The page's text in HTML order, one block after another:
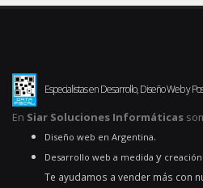
Especialistas en Desarrollo, Diseño Web y
En Siar Soluciones Informáticas
Diseño web en Argentina.
Desarrollo web a medida y
Te ayudamos a vender más con